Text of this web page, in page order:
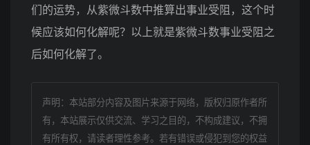
们的运势，从紫微斗数中推算出事业受阻，这个时
候应该如何化解呢？以上就是紫微斗数事业受阻之
后如何化解了。
声明：本站部分内容及图片来源于网络，版权归原作者所
有，本站展示仅供交流、学习之目的，不构成建议，不拥
有所有权，请读者理性参考。若有错误或侵犯到您的权益